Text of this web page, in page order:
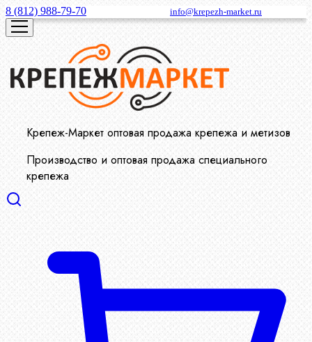
8 (812) 988-79-70 info@krepezh-market.ru
Крепеж-Маркет оптовая продажа крепежа и метизов
Производство и оптовая продажа специального
крепежа